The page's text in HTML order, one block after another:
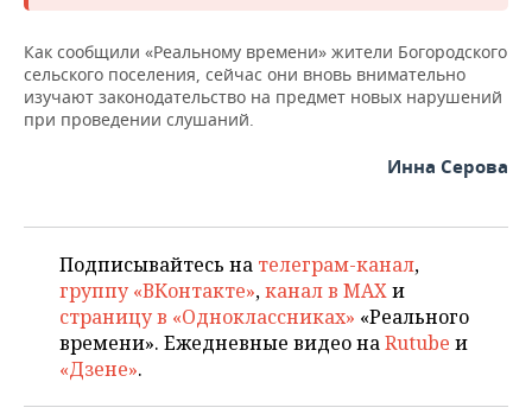
Как сообщили «Реальному времени» жители Богородского
сельского поселения, сейчас они вновь внимательно
изучают законодательство на предмет новых нарушений
при проведении слушаний.
Инна Серова
Подписывайтесь на телеграм-канал,
группу «ВКонтакте»,канал в MAXи
страницу в «Одноклассниках» «Реального
времени». Ежедневные видео наRutube и
«Дзене».